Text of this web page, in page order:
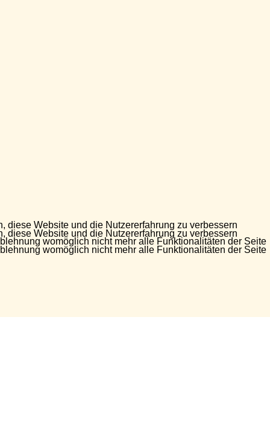
diese Website und die Nutzererfahrung zu verbessern
womöglich nicht mehr alle Funktionalitäten der Seite
diese Website und die Nutzererfahrung zu verbessern
womöglich nicht mehr alle Funktionalitäten der Seite